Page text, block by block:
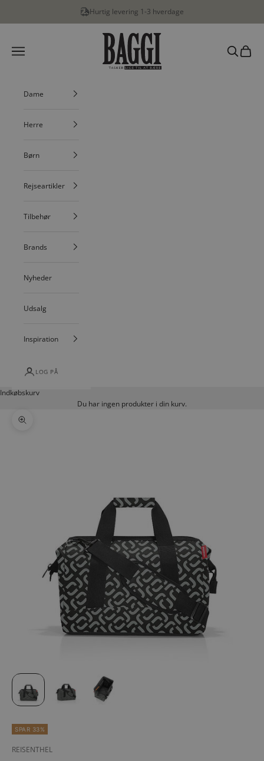
Hurtig levering 1-3 hverdage
BAGGI
Menu
Søg
Dame
Herre
Børn
Rejseartikler
Tilbehør
Brands
Nyheder
Udsalg
Inspiration
LOG PÅ
Indkøbskurv
Du har ingen produkter i din kurv.
Zoom
SPAR 33%
REISENTHEL